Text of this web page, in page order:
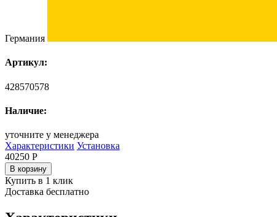
Германия
Артикул:
428570578
Наличие:
уточните у менеджера
Характеристики Установка
40250 Р
В корзину
Купить в 1 клик
Доставка бесплатно